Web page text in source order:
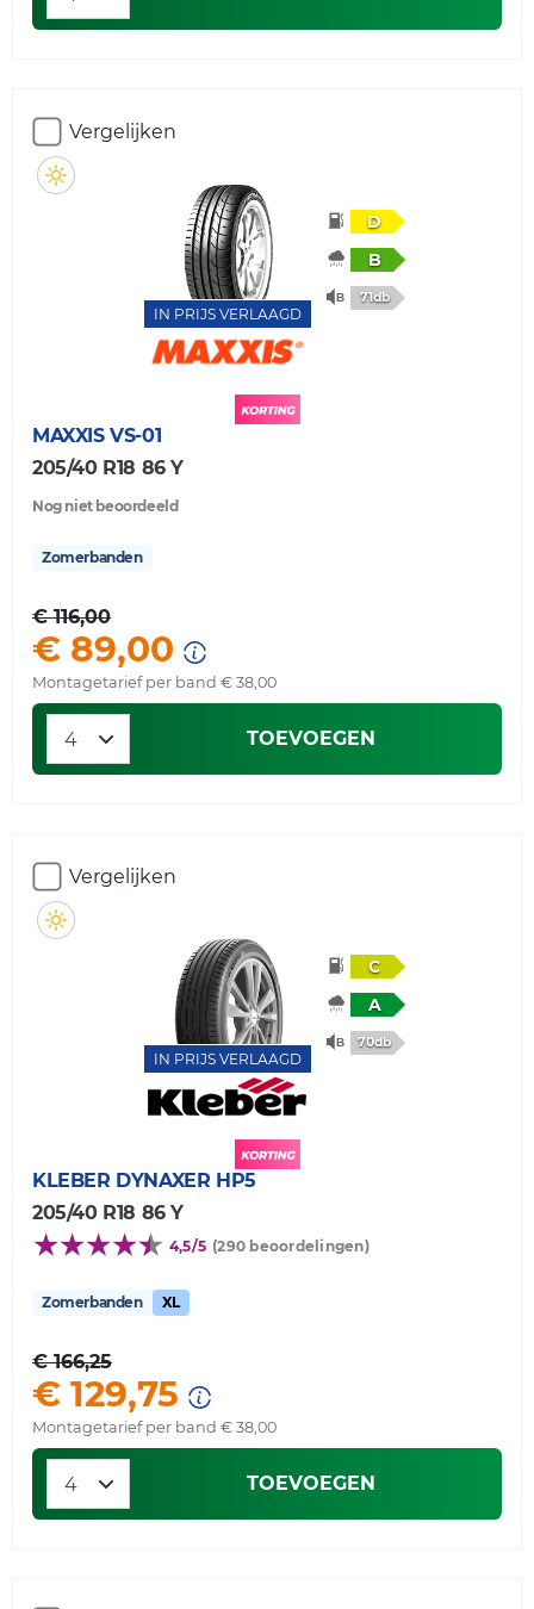
Vergelijken
IN PRIJS VERLAAGD
D
B
71db
MAXXIS VS-01
205/40 R18 86 Y
Nog niet beoordeeld
Zomerbanden
€ 116,00
€ 89,00
Montagetarief per band € 38,00
TOEVOEGEN
Vergelijken
IN PRIJS VERLAAGD
C
A
70db
KLEBER DYNAXER HP5
205/40 R18 86 Y
4,5/5 (290 beoordelingen)
Zomerbanden XL
€ 166,25
€ 129,75
Montagetarief per band € 38,00
TOEVOEGEN